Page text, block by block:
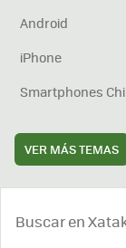
Android
iPhone
Smartphones
VER MÁS TEMAS